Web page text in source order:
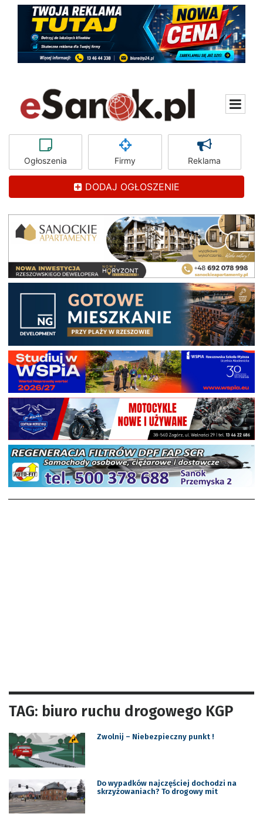
Ogłoszenia Firmy Reklama
DODAJ OGŁOSZENIE
TAG: biuro ruchu drogowego KGP
Zwolnij – Niebezpieczny punkt !
Do wypadków najczęściej dochodzi na
skrzyżowaniach? To drogowy mit